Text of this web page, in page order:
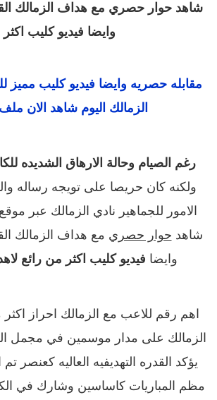
شاهد حوار حصري مع هداف الزمالك
وايضا فيديو كليب اكثر
مقابله حصريه وايضا فيديو كليب
الزمالك اليوم شاهد الان
رغم الصيام وحالة الارهاق الشديده
ولكنه كان حريصا على تويجه رساله
الامور للجماهير نادي الزمالك عبر
شاهد حوار حصري مع هداف الزمالك
وايضا فيديو كليب اكثر من رائع
الزمالك على مدار موسمين في مجمل
يؤكد القدره التهديفيه العاليه كعنصر
مظم المباريات كاساسين وشارك في